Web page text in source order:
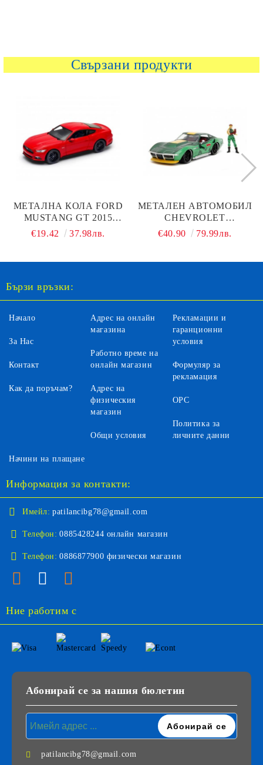
Свързани продукти
МЕТАЛНА КОЛА FORD
MUSTANG GT 2015
WELLY 1:24
€19.42 37.98лв.
МЕТАЛЕН АВТОМОБИЛ
CHEVROLET
CORVETTE STINGRAY
30837
€40.90 79.99лв.
Бързи връзки:
Начало
За Нас
Контакт
Как да поръчам?
Адрес на онлайн
магазина
Работно време на
онлайн магазин
Адрес на
физическия
магазин
Общи условия
Рекламации и
гаранционни
условия
Формуляр за
рекламация
ОРС
Политика за
личните данни
Начини на плащане
Информация за контакти:
Имейл: patilancibg78@gmail.com
Телефон: 0885428244 онлайн магазин
Телефон: 0886877900 физически магазин
Ние работим с
Абонирай се за нашия бюлетин
patilancibg78@gmail.com